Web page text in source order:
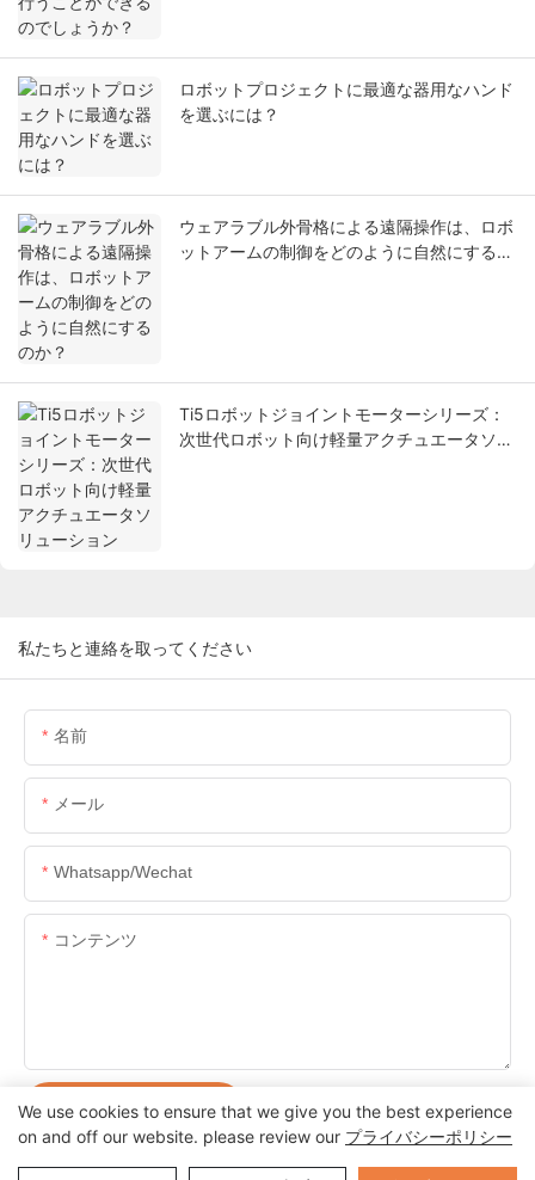
ロボットプロジェクトに最適な器用なハンド
を選ぶには？
ウェアラブル外骨格による遠隔操作は、ロボ
ットアームの制御をどのように自然にするの
Ti5ロボットジョイントモーターシリーズ：
次世代ロボット向け軽量アクチュエータソリ
私たちと連絡を取ってください
名前
メール
Whatsapp/wechat
コンテンツ
お問い合わせを送る
We use cookies to ensure that we give you the best experience
on and off our website. please review our プライバシーポリシー